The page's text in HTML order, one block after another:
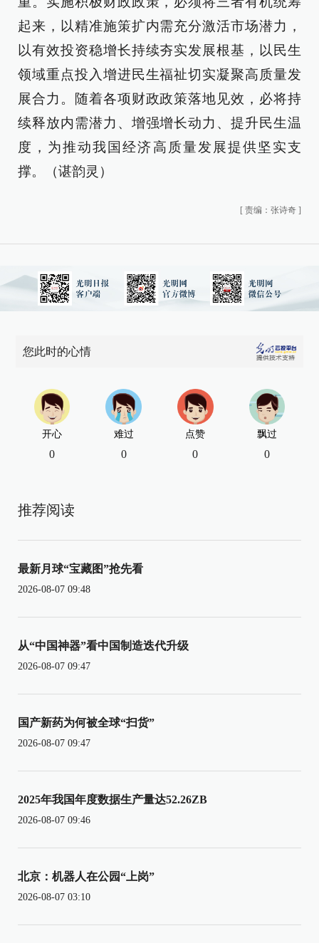
起来，以精准施策扩内需充分激活市场潜力，
以有效投资稳增长持续夯实发展根基，以民生
领域重点投入增进民生福祉切实凝聚高质量发
展合力。随着各项财政政策落地见效，必将持
续释放内需潜力、增强增长动力、提升民生温
度，为推动我国经济高质量发展提供坚实支
撑。（谌韵灵）
[ 责编：张诗奇 ]
您此时的心情
开心
0
难过
0
点赞
0
飘过
0
推荐阅读
最新月球“宝藏图”抢先看
2026-08-07 09:48
从“中国神器”看中国制造迭代升级
2026-08-07 09:47
国产新药为何被全球“扫货”
2026-08-07 09:47
2025年我国年度数据生产量达52.26ZB
2026-08-07 09:46
北京：机器人在公园“上岗”
2026-08-07 03:10